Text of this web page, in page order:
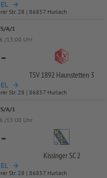
Str. 28 | 86857 Hurlach
A/1
/13:00 Uhr
-
TSV 1892 Haunstetten 3
Str. 28 | 86857 Hurlach
A/1
/15:00 Uhr
-
Kissinger SC 2
Str. 28 | 86857 Hurlach